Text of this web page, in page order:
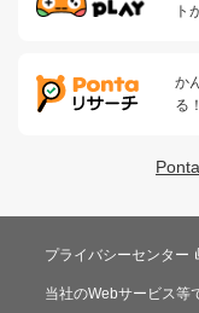
ト
か
る！
プライバシーセンター
当社のWebサービス等